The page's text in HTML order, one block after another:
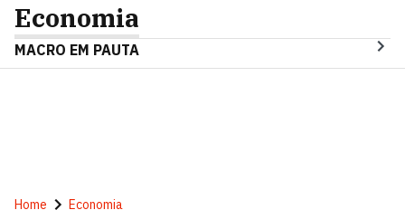
Economia
MACRO EM PAUTA
Home Economia